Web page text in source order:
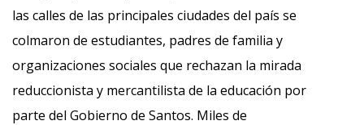
las calles de las principales ciudades del país se
colmaron de estudiantes, padres de familia y
organizaciones sociales que rechazan la mirada
reduccionista y mercantilista de la educación por
parte del Gobierno de Santos. Miles de